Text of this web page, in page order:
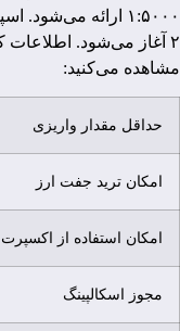
۱:۵۰۰۰ ارائه
۲ آغاز می‌شود.
مشاهده می‌کنید:
حداقل مقدار واریزی
امکان ترید جفت ارز
امکان استفاده از اکسپرت
مجوز اسکالپینگ